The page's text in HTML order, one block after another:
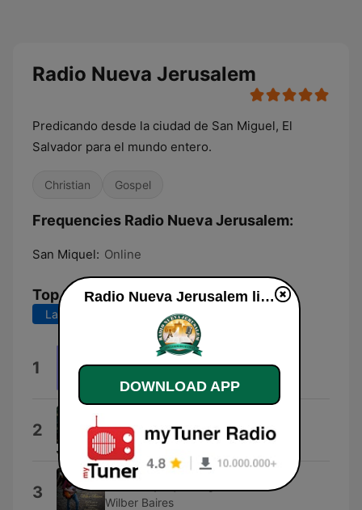
Radio Nueva Jerusalem
Predicando desde la ciudad de San Miguel, El
Salvador para el mundo entero.
Christian Gospel
Frequencies Radio Nueva Jerusalem:
San Miquel: Online
Top Songs
Last 7 days Last 30 days
1
2 Hernán Cortés
3 Tu Cuerpo y Sangre
Wilber Baires
Radio Nueva Jerusalem live
DOWNLOAD APP